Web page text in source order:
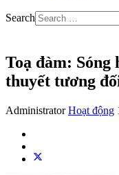
Search
Toạ đàm: Sóng
thuyết tương
Administrator Hoạt động